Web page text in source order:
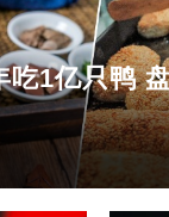
吃1亿只鸭